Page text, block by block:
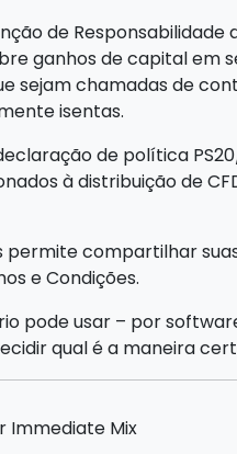
de
ganhos de capital em
chamadas de
isentas.
de política
à distribuição de
permite compartilhar
e Condições.
pode usar – por
qual é a maneira
Immediate Mix